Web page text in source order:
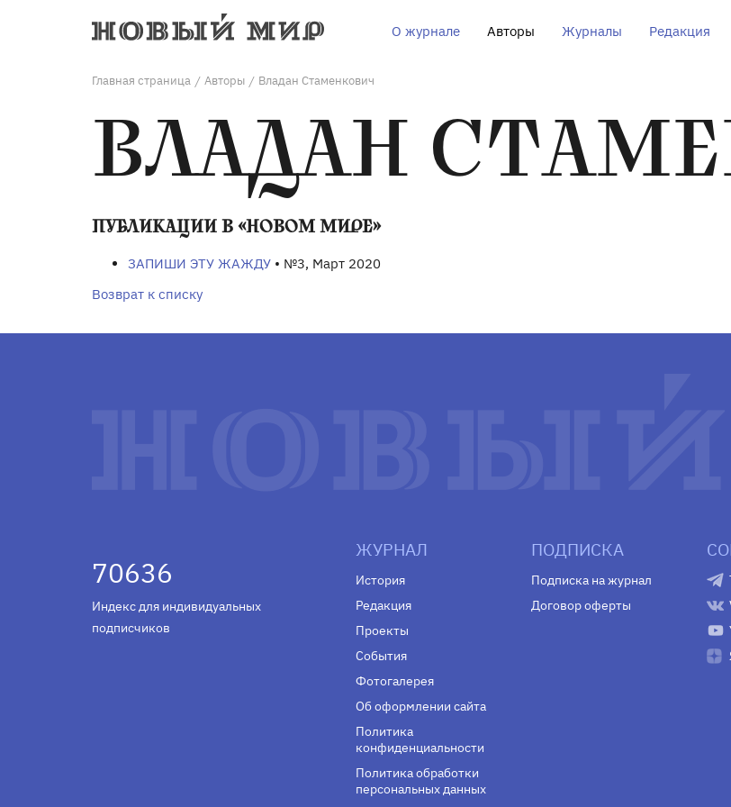
О журнале Авторы Журналы Редакция
Главная страница / Авторы / Владан Стаменкович
ВЛАДАН
ПУБЛИКАЦИИ В «НОВОМ МИРЕ»
ЗАПИШИ ЭТУ ЖАЖДУ • №3, Март 2020
Возврат к списку
70636
Индекс для индивидуальных
подписчиков
ЖУРНАЛ
История
Редакция
Проекты
События
Фотогалерея
Об оформлении сайта
Политика
конфиденциальности
Политика обработки
персональных данных
ПОДПИСКА
Подписка на журнал
Договор оферты